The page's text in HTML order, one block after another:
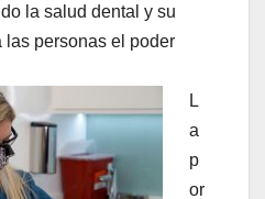
la salud dental y su
personas el poder
L
a
p
or